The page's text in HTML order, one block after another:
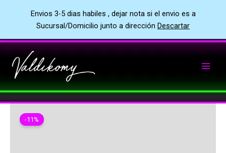
Envios 3-5 dias habiles , dejar nota si el envio es a
Sucursal/Domicilio junto a dirección Descartar
al
contenido
-11%